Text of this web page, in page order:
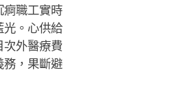
痾職工實時
光。心供給
次外醫療費
務，果斷避